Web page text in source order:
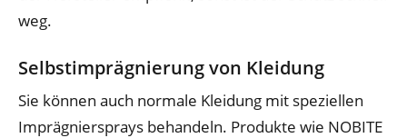
weg.
Selbstimprägnierung von Kleidung
Sie können auch normale Kleidung mit speziellen
Imprägniersprays behandeln. Produkte wie NOBITE